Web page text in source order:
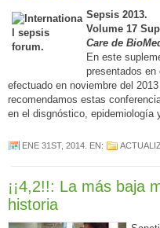
Sepsis 2013.
Volume 17
Care de
En este
presentados en
efectuado en noviembre del
recomendamos estas
en el disgnóstico, epidemiología
ENE 31ST, 2014 . EN:
¡¡4,2!!: La más baja
historia